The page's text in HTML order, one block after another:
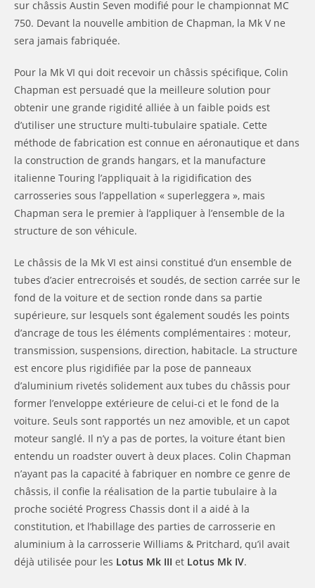
sur châssis Austin Seven modifié pour le championnat MC
750. Devant la nouvelle ambition de Chapman, la Mk V ne
sera jamais fabriquée.
Pour la Mk VI qui doit recevoir un châssis spécifique, Colin
Chapman est persuadé que la meilleure solution pour
obtenir une grande rigidité alliée à un faible poids est
d’utiliser une structure multi-tubulaire spatiale. Cette
méthode de fabrication est connue en aéronautique et dans
la construction de grands hangars, et la manufacture
italienne Touring l’appliquait à la rigidification des
carrosseries sous l’appellation « superleggera », mais
Chapman sera le premier à l’appliquer à l’ensemble de la
structure de son véhicule.
Le châssis de la Mk VI est ainsi constitué d’un ensemble de
tubes d’acier entrecroisés et soudés, de section carrée sur le
fond de la voiture et de section ronde dans sa partie
supérieure, sur lesquels sont également soudés les points
d’ancrage de tous les éléments complémentaires : moteur,
transmission, suspensions, direction, habitacle. La structure
est encore plus rigidifiée par la pose de panneaux
d’aluminium rivetés solidement aux tubes du châssis pour
former l’enveloppe extérieure de celui-ci et le fond de la
voiture. Seuls sont rapportés un nez amovible, et un capot
moteur sanglé. Il n’y a pas de portes, la voiture étant bien
entendu un roadster ouvert à deux places. Colin Chapman
n’ayant pas la capacité à fabriquer en nombre ce genre de
châssis, il confie la réalisation de la partie tubulaire à la
proche société Progress Chassis dont il a aidé à la
constitution, et l’habillage des parties de carrosserie en
aluminium à la carrosserie Williams & Pritchard, qu’il avait
déjà utilisée pour les Lotus Mk III et Lotus Mk IV.